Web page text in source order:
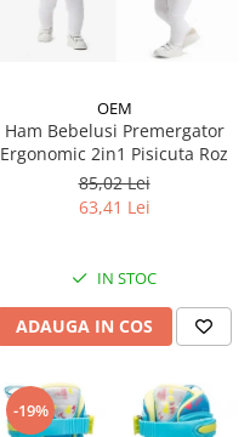
OEM
Ham Bebelusi Premergator
Ergonomic 2in1 Pisicuta Roz
85,02 Lei
63,41 Lei
IN STOC
ADAUGA IN COS
-19%